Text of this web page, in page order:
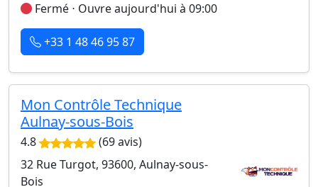
Fermé ⋅ Ouvre aujourd'hui à 09:00
+33 1 48 46 95 87
Mon Contrôle Technique
Aulnay-sous-Bois
4.8
(69 avis)
32 Rue Turgot, 93600, Aulnay-sous-
Bois